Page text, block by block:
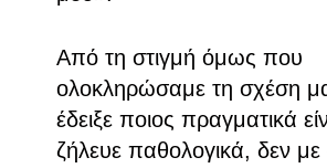
Από τη στιγμή όμως που
ολοκληρώσαμε τη σχέση
έδειξε ποιος πραγματικά
ζήλευε παθολογικά, δεν